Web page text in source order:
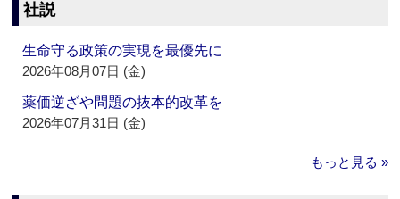
社説
生命守る政策の実現を最優先に
2026年08月07日 (金)
薬価逆ざや問題の抜本的改革を
2026年07月31日 (金)
もっと見る »